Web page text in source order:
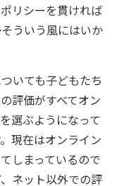
リシーを貫ければ
ういう風にはいか
いても子どもたち
評価がすべてオン
選ぶようになって
現在はオンライン
しまっているので
ネット以外での評